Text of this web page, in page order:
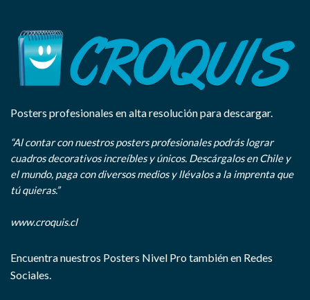
Posters profesionales en alta resolución para descargar.
“Al contar con nuestros posters profesionales podrás lograr
cuadros decorativos increíbles y únicos. Descárgalos en Chile y
el mundo, paga con diversos medios y llévalos a la imprenta que
tú quieras.”
www.croquis.cl
Encuentra nuestros Posters Nivel Pro también en Redes
Sociales.